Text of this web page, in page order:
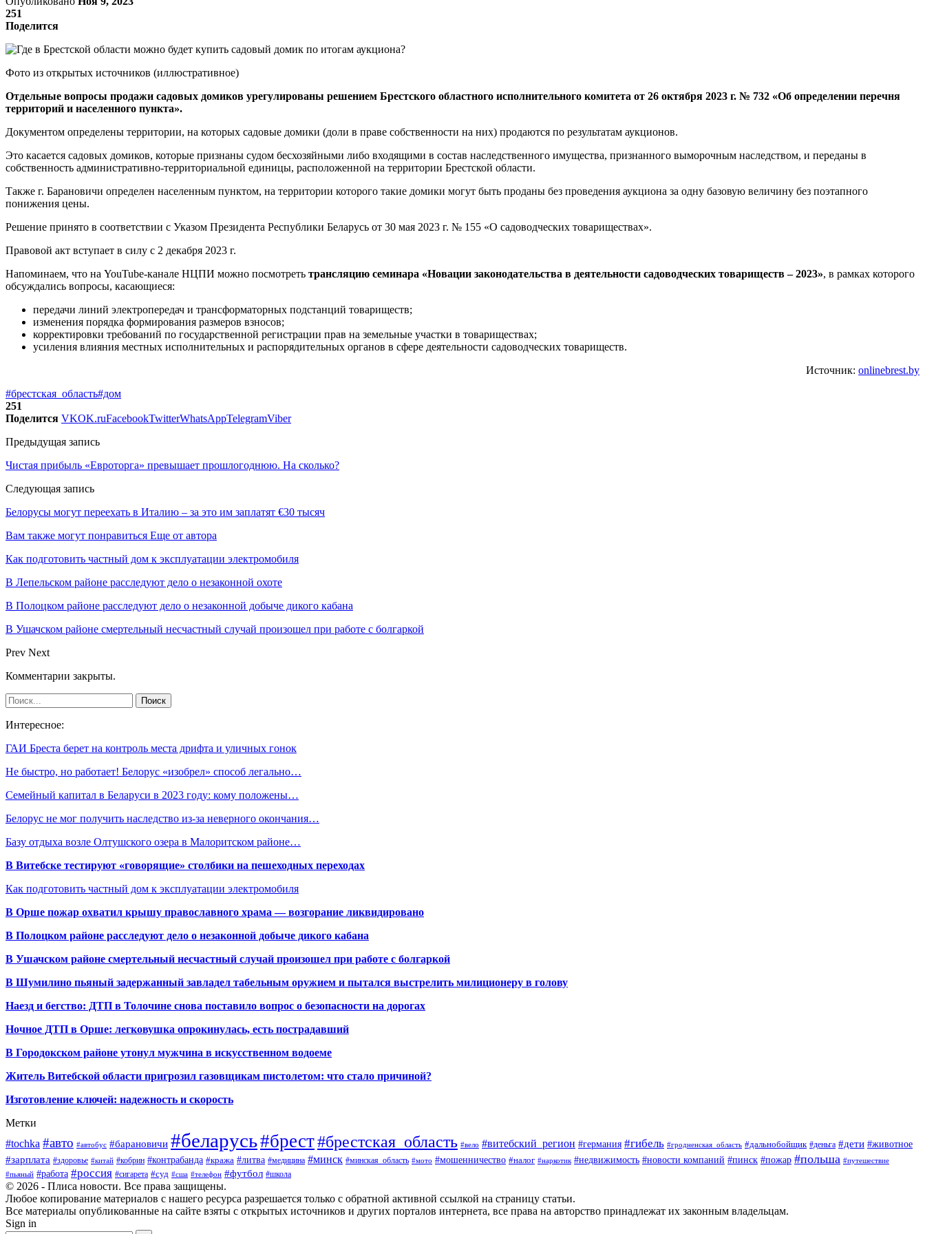
251
Поделится
Фото из открытых источников (иллюстративное)
Отдельные вопросы продажи садовых домиков урегулированы решением Брестского областного исполнительного комитета от 26 октября 2023 г. № 732 «Об определении перечня
территорий и населенного пункта».
Документом определены территории, на которых садовые домики (доли в праве собственности на них) продаются по результатам аукционов.
Это касается садовых домиков, которые признаны судом бесхозяйными либо входящими в состав наследственного имущества, признанного выморочным наследством, и переданы в
собственность административно-территориальной единицы, расположенной на территории Брестской области.
Также г. Барановичи определен населенным пунктом, на территории которого такие домики могут быть проданы без проведения аукциона за одну базовую величину без поэтапного
понижения цены.
Решение принято в соответствии с Указом Президента Республики Беларусь от 30 мая 2023 г. № 155 «О садоводческих товариществах».
Правовой акт вступает в силу с 2 декабря 2023 г.
Напоминаем, что на YouTube-канале НЦПИ можно посмотреть трансляцию семинара «Новации законодательства в деятельности садоводческих товариществ – 2023», в рамках которого
обсуждались вопросы, касающиеся:
передачи линий электропередач и трансформаторных подстанций товариществ;
изменения порядка формирования размеров взносов;
корректировки требований по государственной регистрации прав на земельные участки в товариществах;
усиления влияния местных исполнительных и распорядительных органов в сфере деятельности садоводческих товариществ.
Источник: onlinebrest.by
#брестская_область#дом
251
Поделится VKOK.ruFacebookTwitterWhatsAppTelegramViber
Предыдущая запись
Чистая прибыль «Евроторга» превышает прошлогоднюю. На сколько?
Следующая запись
Белорусы могут переехать в Италию – за это им заплатят €30 тысяч
Вам также могут понравиться Еще от автора
Как подготовить частный дом к эксплуатации электромобиля
В Лепельском районе расследуют дело о незаконной охоте
В Полоцком районе расследуют дело о незаконной добыче дикого кабана
В Ушачском районе смертельный несчастный случай произошел при работе с болгаркой
Prev Next
Комментарии закрыты.
Интересное:
ГАИ Бреста берет на контроль места дрифта и уличных гонок
Не быстро, но работает! Белорус «изобрел» способ легально…
Семейный капитал в Беларуси в 2023 году: кому положены…
Белорус не мог получить наследство из-за неверного окончания…
Базу отдыха возле Олтушского озера в Малоритском районе…
В Витебске тестируют «говорящие» столбики на пешеходных переходах
Как подготовить частный дом к эксплуатации электромобиля
В Орше пожар охватил крышу православного храма — возгорание ликвидировано
В Полоцком районе расследуют дело о незаконной добыче дикого кабана
В Ушачском районе смертельный несчастный случай произошел при работе с болгаркой
В Шумилино пьяный задержанный завладел табельным оружием и пытался выстрелить милиционеру в голову
Наезд и бегство: ДТП в Толочине снова поставило вопрос о безопасности на дорогах
Ночное ДТП в Орше: легковушка опрокинулась, есть пострадавший
В Городокском районе утонул мужчина в искусственном водоеме
Житель Витебской области пригрозил газовщикам пистолетом: что стало причиной?
Изготовление ключей: надежность и скорость
Метки
#tochka #авто #автобус #барановичи #беларусь#брест#брестская_область #вело #витебский_регион #германия #гибель #гродненская_область #дальнобойщик #деньга #дети #животное
#зарплата #здоровье #китай #кобрин #контрабанда #кража #литва #медицина #минск #минская_область #мото #мошенничество #налог #наркотик #недвижимость #новости компаний #пинск #пожар #польша #путешествие
#пьяный #работа #россия #сигарета #суд #сша #телефон #футбол #школа
© 2026 - Плиса новости. Все права защищены.
Любое копирование материалов с нашего ресурса разрешается только с обратной активной ссылкой на страницу статьи.
Все материалы опубликованные на сайте взяты с открытых источников и других порталов интернета, все права на авторство принадлежат их законным владельцам.
Sign in